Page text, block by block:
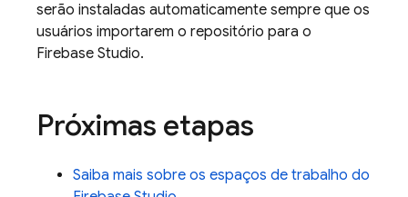
serão instaladas automaticamente sempre que os
usuários importarem o repositório para o
Firebase Studio.
Próximas etapas
Saiba mais sobre os espaços de trabalho do